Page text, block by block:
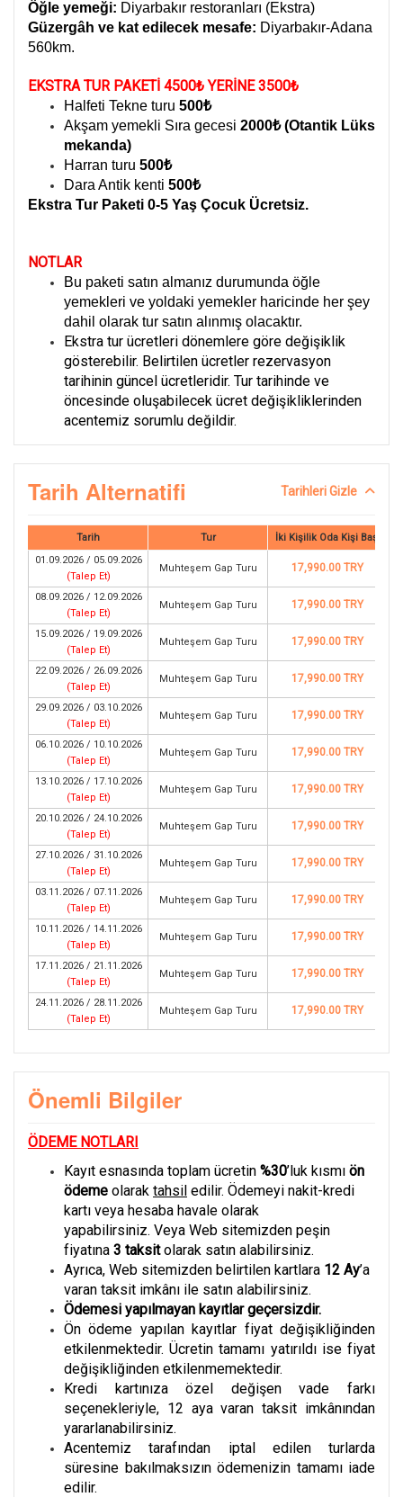
Öğle yemeği: Diyarbakır restoranları (Ekstra)
Güzergâh ve kat edilecek mesafe: Diyarbakır-Adana
560km.
EKSTRA TUR PAKETİ 4500₺ YERİNE 3500₺
Halfeti Tekne turu 500₺
Akşam yemekli Sıra gecesi 2000₺ (Otantik Lüks
mekanda)
Harran turu 500₺
Dara Antik kenti 500₺
Ekstra Tur Paketi 0-5 Yaş Çocuk Ücretsiz.
NOTLAR
Bu paketi satın almanız durumunda öğle
yemekleri ve yoldaki yemekler haricinde her şey
dahil olarak tur satın alınmış olacaktır.
Ekstra tur ücretleri dönemlere göre değişiklik
gösterebilir. Belirtilen ücretler rezervasyon
tarihinin güncel ücretleridir. Tur tarihinde ve
öncesinde oluşabilecek ücret değişikliklerinden
acentemiz sorumlu değildir.
Tarih Alternatifi Tarihleri Gizle
Tarih Tur
İki Kişilik Oda Kişi Başı
01.09.2026 / 05.09.2026
(Talep Et)
Muhteşem Gap Turu 17,990.00 TRY
08.09.2026 / 12.09.2026
(Talep Et)
Muhteşem Gap Turu 17,990.00 TRY
15.09.2026 / 19.09.2026
(Talep Et)
Muhteşem Gap Turu 17,990.00 TRY
22.09.2026 / 26.09.2026
(Talep Et)
Muhteşem Gap Turu 17,990.00 TRY
29.09.2026 / 03.10.2026
(Talep Et)
Muhteşem Gap Turu 17,990.00 TRY
06.10.2026 / 10.10.2026
(Talep Et)
Muhteşem Gap Turu 17,990.00 TRY
13.10.2026 / 17.10.2026
(Talep Et)
Muhteşem Gap Turu 17,990.00 TRY
20.10.2026 / 24.10.2026
(Talep Et)
Muhteşem Gap Turu 17,990.00 TRY
27.10.2026 / 31.10.2026
(Talep Et)
Muhteşem Gap Turu 17,990.00 TRY
03.11.2026 / 07.11.2026
(Talep Et)
Muhteşem Gap Turu 17,990.00 TRY
10.11.2026 / 14.11.2026
(Talep Et)
Muhteşem Gap Turu 17,990.00 TRY
17.11.2026 / 21.11.2026
(Talep Et)
Muhteşem Gap Turu 17,990.00 TRY
24.11.2026 / 28.11.2026
(Talep Et)
Muhteşem Gap Turu 17,990.00 TRY
Önemli Bilgiler
ÖDEME NOTLARI
Kayıt esnasında toplam ücretin %30’luk kısmı ön
ödeme olarak tahsil edilir. Ödemeyi nakit-kredi
kartı veya hesaba havale olarak
yapabilirsiniz. Veya Web sitemizden peşin
fiyatına 3 taksitolarak satın alabilirsiniz.
Ayrıca, Web sitemizden belirtilen kartlara 12 Ay’a
varan taksit imkânı ile satın alabilirsiniz.
Ödemesi yapılmayan kayıtlar geçersizdir.
Ön ödeme yapılan kayıtlar fiyat değişikliğinden
etkilenmektedir. Ücretin tamamı yatırıldı ise fiyat
değişikliğinden etkilenmemektedir.
Kredi kartınıza özel değişen vade farkı
seçenekleriyle, 12 aya varan taksit imkânından
yararlanabilirsiniz.
Acentemiz tarafından iptal edilen turlarda
süresine bakılmaksızın ödemenizin tamamı iade
edilir.